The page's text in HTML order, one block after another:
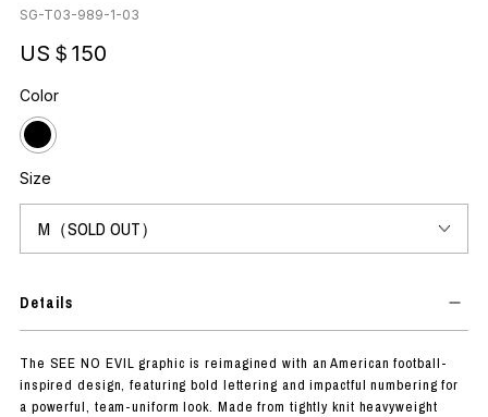
SG-T03-989-1-03
US＄150
Color
Size
Details
The SEE NO EVIL graphic is reimagined with an American football-
inspired design, featuring bold lettering and impactful numbering for
a powerful, team-uniform look. Made from tightly knit heavyweight